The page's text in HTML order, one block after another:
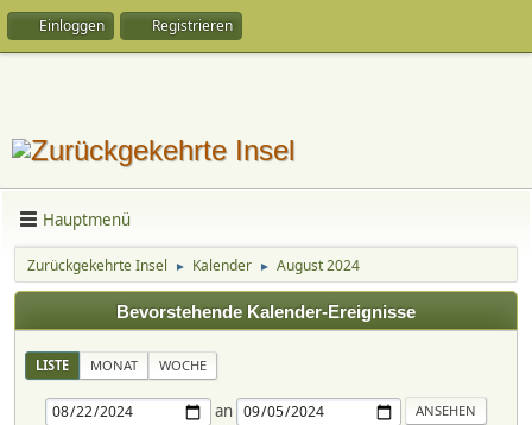
Einloggen Registrieren
Hauptmenü
Zurückgekehrte Insel ► Kalender ► August 2024
Bevorstehende Kalender-Ereignisse
LISTE MONAT WOCHE
an